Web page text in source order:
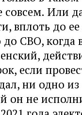
Или
вплоть до
до СВО, когда
если
ни одно
он не